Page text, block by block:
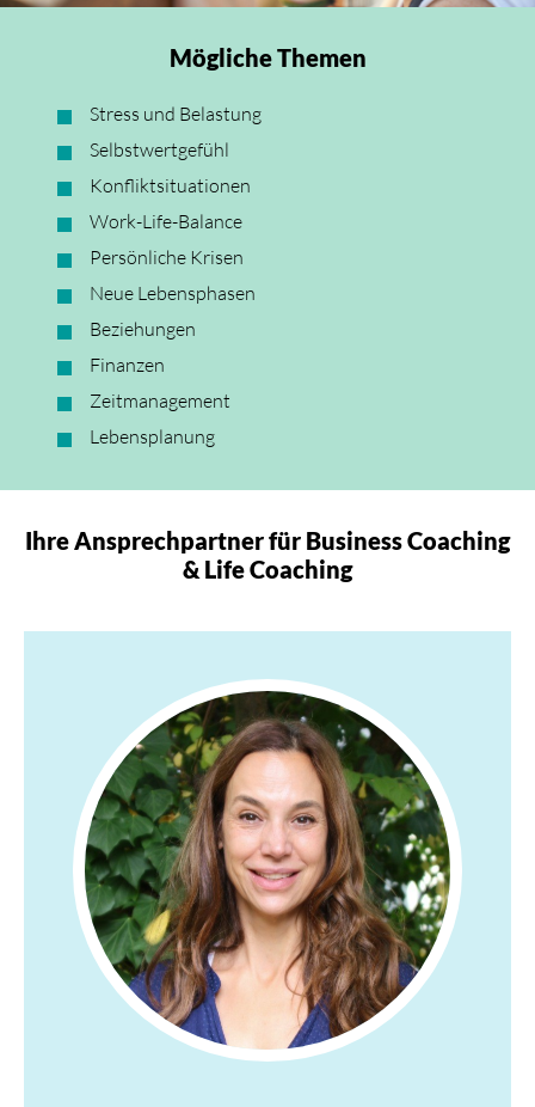
Mögliche Themen
Stress und Belastung
Selbstwertgefühl
Konfliktsituationen
Work-Life-Balance
Persönliche Krisen
Neue Lebensphasen
Beziehungen
Finanzen
Zeitmanagement
Lebensplanung
Ihre Ansprechpartner für Business Coaching
& Life Coaching